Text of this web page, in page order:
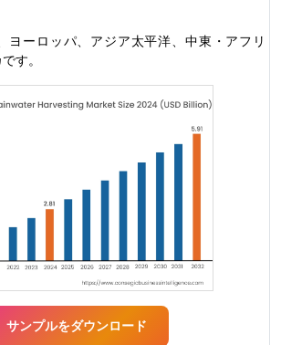
ヨーロッパ、アジア太平洋、中東・アフリ
す。
サンプルをダウンロード